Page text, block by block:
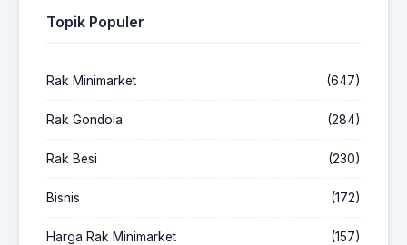
Topik Populer
Rak Minimarket (647)
Rak Gondola (284)
Rak Besi (230)
Bisnis (172)
Harga Rak Minimarket (157)